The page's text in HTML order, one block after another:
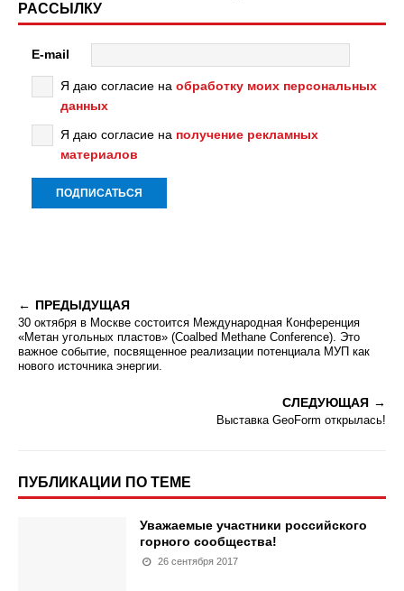
РАССЫЛКУ
E-mail
Я даю согласие на обработку моих персональных
данных
Я даю согласие на получение рекламных
материалов
ПРЕДЫДУЩАЯ
30 октября в Москве состоится Международная Конференция
«Метан угольных пластов» (Coalbed Methane Conference). Это
важное событие, посвященное реализации потенциала МУП как
нового источника энергии.
СЛЕДУЮЩАЯ
Выставка GeoForm открылась!
ПУБЛИКАЦИИ ПО ТЕМЕ
Уважаемые участники российского
горного сообщества!
26 сентября 2017